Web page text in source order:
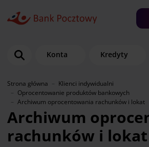
Konta Kredyty
Strona główna
Klienci indywidualni
Oprocentowanie produktów bankowych
Archiwum oprocentowania rachunków i lokat
Archiwum
rachunków i lokat